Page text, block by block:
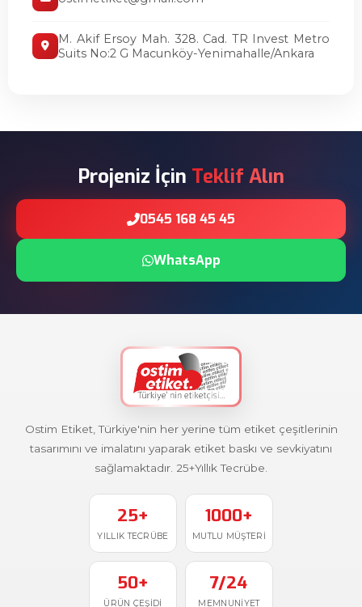
M. Akif Ersoy Mah. 328. Cad. TR Invest Metro
Suits No:2 G Macunköy-Yenimahalle/Ankara
Projeniz İçin Teklif Alın
0545 168 45 45
WhatsApp
Ostim Etiket, Türkiye'nin her yerine tüm etiket çeşitlerinin
tasarımını ve imalatını yaparak etiket baskı ve sevkiyatını
sağlamaktadır. 25+Yıllık Tecrübe.
25+
YILLIK TECRÜBE
1000+
MUTLU MÜŞTERI
50+
ÜRÜN ÇEŞIDI
7/24
MEMNUNIYET